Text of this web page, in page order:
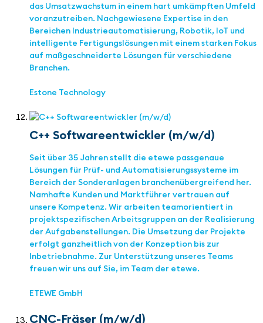
das Umsatzwachstum in einem hart umkämpften Umfeld
voranzutreiben. Nachgewiesene Expertise in den
Bereichen Industrieautomatisierung, Robotik, IoT und
intelligente Fertigungslösungen mit einem starken Fokus
auf maßgeschneiderte Lösungen für verschiedene
Branchen.
Estone Technology
C++ Software­entwickler (m/w/d)
Seit über 35 Jahren stellt die etewe passgenaue
Lösungen für Prüf- und Automatisierungssysteme im
Bereich der Sonderanlagen branchenübergreifend her.
Namhafte Kunden und Marktführer vertrauen auf
unsere Kompetenz. Wir arbeiten teamorientiert in
projektspezifischen Arbeitsgruppen an der Realisierung
der Aufgabenstellungen. Die Umsetzung der Projekte
erfolgt ganzheitlich von der Konzeption bis zur
Inbetriebnahme. Zur Unterstützung unseres Teams
freuen wir uns auf Sie, im Team der etewe.
ETEWE GmbH
CNC-Fräser (m/w/d)